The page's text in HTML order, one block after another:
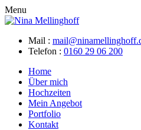
Menu
Mail :
Telefon : 0160 29 06 200
Home
Über mich
Hochzeiten
Mein Angebot
Portfolio
Kontakt